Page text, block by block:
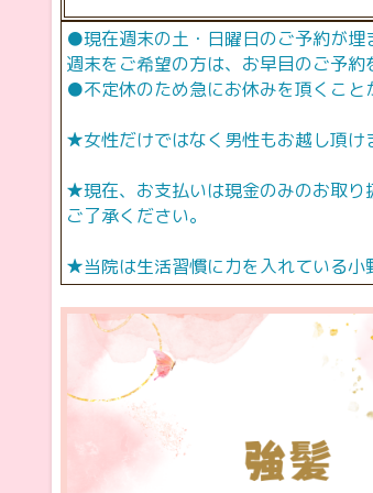
●現在週末の土・日曜日のご予約が埋
週末をご希望の方は、お早目のご予約
●不定休のため急にお休みを頂くこ
★女性だけではなく男性もお越し頂け
★現在、お支払いは現金のみのお取り
ご了承ください。
★当院は生活習慣に力を入れている小